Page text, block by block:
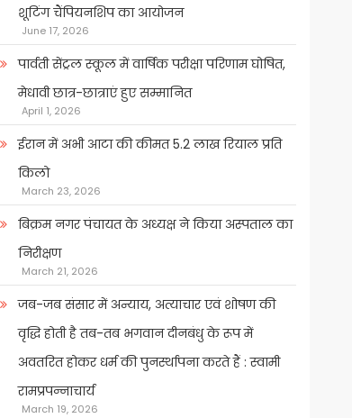
शूटिंग चैंपियनशिप का आयोजन
June 17, 2026
पार्वती सेंट्रल स्कूल में वार्षिक परीक्षा परिणाम घोषित,
मेधावी छात्र-छात्राएं हुए सम्मानित
April 1, 2026
ईरान में अभी आटा की कीमत 5.2 लाख रियाल प्रति
किलो
March 23, 2026
बिक्रम नगर पंचायत के अध्यक्ष ने किया अस्पताल का
निरीक्षण
March 21, 2026
जब-जब संसार में अन्याय, अत्याचार एवं शोषण की
वृद्धि होती है तब-तब भगवान दीनबंधु के रूप में
अवतरित होकर धर्म की पुनर्स्थापना करते हैं : स्वामी
रामप्रपन्नाचार्य
March 19, 2026